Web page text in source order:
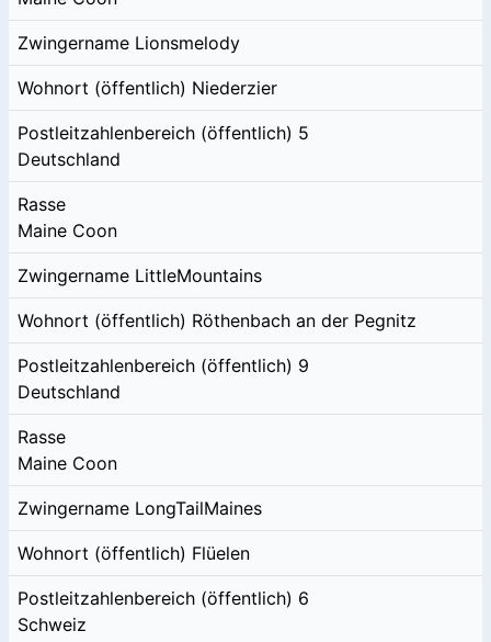
Zwingername Lionsmelody
Wohnort (öffentlich) Niederzier
Postleitzahlenbereich (öffentlich) 5
Deutschland
Rasse
Maine Coon
Zwingername LittleMountains
Wohnort (öffentlich) Röthenbach an der Pegnitz
Postleitzahlenbereich (öffentlich) 9
Deutschland
Rasse
Maine Coon
Zwingername LongTailMaines
Wohnort (öffentlich) Flüelen
Postleitzahlenbereich (öffentlich) 6
Schweiz